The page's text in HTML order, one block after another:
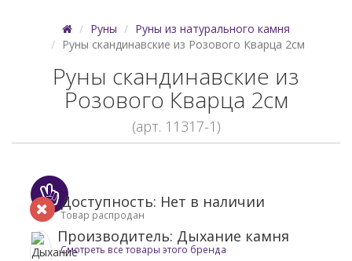
Руны
Руны из натурального камня
Руны скандинавские из Розового Кварца 2см
Руны скандинавские из
Розового Кварца 2см
(арт. 11317-1)
Доступность: Нет в наличии
Товар распродан
Производитель: Дыхание камня
Смотреть все товары этого бренда